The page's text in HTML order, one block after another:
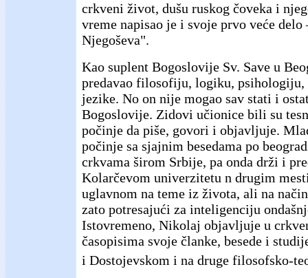
crkveni život, dušu ruskog čoveka i
vreme napisao je i svoje prvo veće
Njegoševa".
Kao suplent Bogoslovije Sv. Save u
predavao filosofiju, logiku,
jezike. No on nije mogao sav stati i
Bogoslovije. Zidovi učionice bili su
počinje da piše, govori i objavljuje.
počinje sa sjajnim besedama po
crkvama širom Srbije, pa onda drži i
Kolarčevom univerzitetu n drugim
uglavnom na teme iz života, ali na
zato potresajući za inteligenciju
Istovremeno, Nikolaj objavljuje u
časopisima svoje članke, besede i
i Dostojevskom i na druge filosofsko-